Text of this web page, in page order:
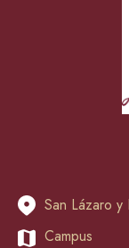
San Lázaro
Campus